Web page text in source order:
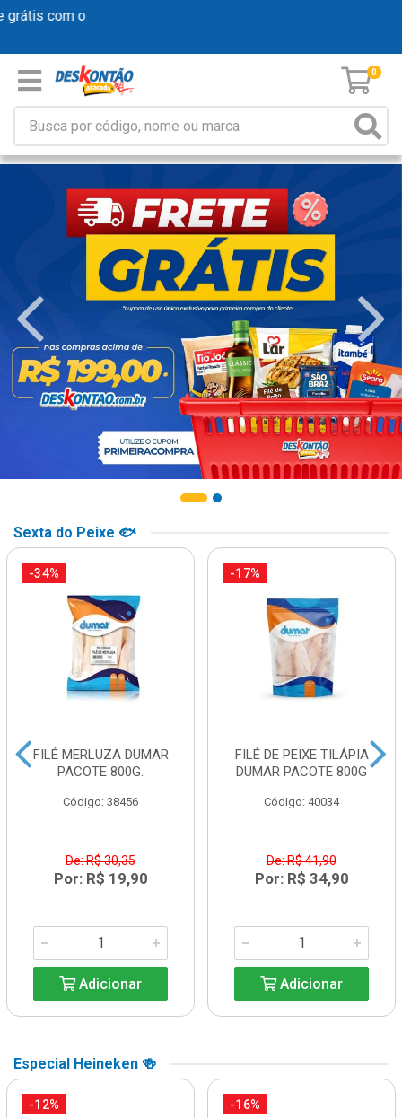
com o
0
Sexta do Peixe 🐟
-34%
FILÉ MERLUZA DUMAR
PACOTE 800G.
Código: 38456
De: R$ 30,35
Por: R$ 19,90
Adicionar
-17%
FILÉ DE PEIXE TILÁPIA
DUMAR PACOTE 800G
Código: 40034
De: R$ 41,90
Por: R$ 34,90
Adicionar
Especial Heineken 🍻
-12% -16%